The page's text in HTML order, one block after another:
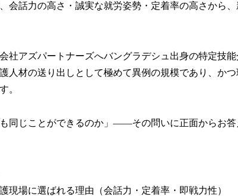
会話力の高さ・誠実な就労姿勢・定着率の高さから
社アズパートナーズへバングラデシュ出身の特定技
人材の送り出しとして極めて異例の規模であり、か
。
も同じことができるのか」——その問いに正面からお
現場に選ばれる理由（会話力・定着率・即戦力性）